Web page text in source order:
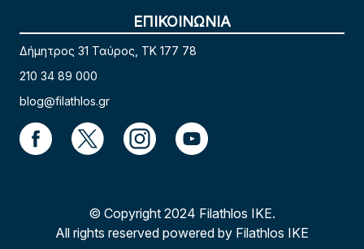
ΕΠΙΚΟΙΝΩΝΙΑ
Δήμητρος 31 Ταύρος, TK 177 78
210 34 89 000
blog@filathlos.gr
© Copyright 2024 Filathlos ΙΚΕ.
All rights reserved powered by Filathlos ΙΚΕ